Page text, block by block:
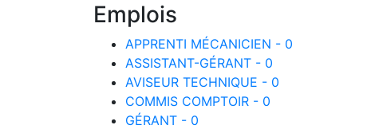
Emplois
APPRENTI MÉCANICIEN - 0
ASSISTANT-GÉRANT - 0
AVISEUR TECHNIQUE - 0
COMMIS COMPTOIR - 0
GÉRANT - 0